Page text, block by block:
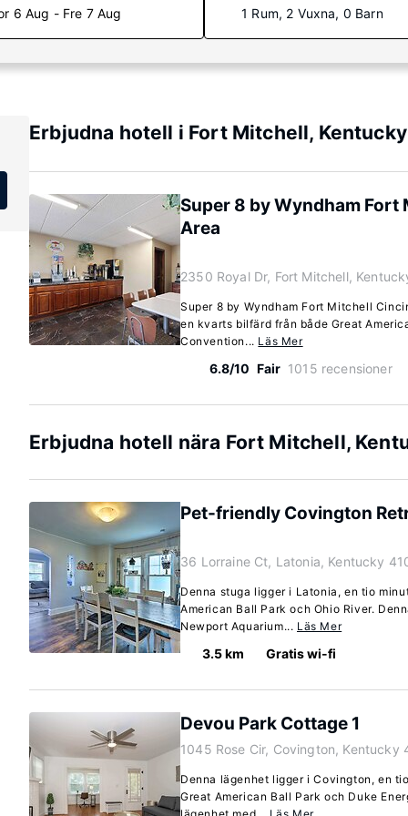
6 Aug - Fre 7 Aug 1 Rum, 2 Vuxna, 0 Barn
Erbjudna hotell i Fort Mitchell, Kentucky
Super 8 by Wyndham
Area
2350 Royal Dr, Fort Mitchell,
Super 8 by Wyndham Fort Mitchell
en kvarts bilfärd från både Great
Convention... Läs Mer
6.8/10 Fair 1015 recensioner
Erbjudna hotell nära Fort Mitchell,
Pet-friendly Covington
36 Lorraine Ct, Latonia, Kentucky
Denna stuga ligger i Latonia, en tio
American Ball Park och Ohio River.
Newport Aquarium... Läs Mer
3.5 km Gratis wi-fi
Devou Park Cottage 1
1045 Rose Cir, Covington, Kentucky
Denna lägenhet ligger i Covington, en
Great American Ball Park och Duke